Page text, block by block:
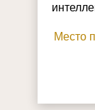
Место